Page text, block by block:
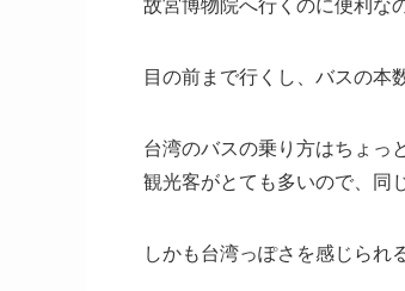
故宮博物院へ行くのに便利な
目の前まで行くし、バスの本
台湾のバスの乗り方はちょっ
観光客がとても多いので、同
しかも台湾っぽさを感じられ